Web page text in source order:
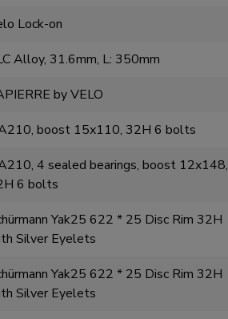
Lock-on
Alloy, 31.6mm, L: 350mm
by VELO
boost 15x110, 32H 6 bolts
4 sealed bearings, boost 12x148,
6 bolts
Yak25 622 * 25 Disc Rim 32H
Silver Eyelets
Yak25 622 * 25 Disc Rim 32H
Silver Eyelets